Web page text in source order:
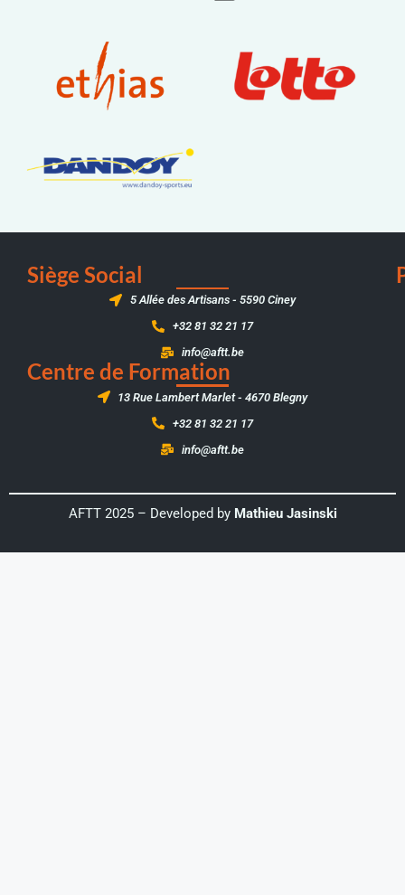
Siège Social
5 Allée des Artisans - 5590 Ciney
+32 81 32 21 17
info@aftt.be
Centre de Formation
13 Rue Lambert Marlet - 4670 Blegny
+32 81 32 21 17
info@aftt.be
AFTT 2025 – Developed by Mathieu Jasinski